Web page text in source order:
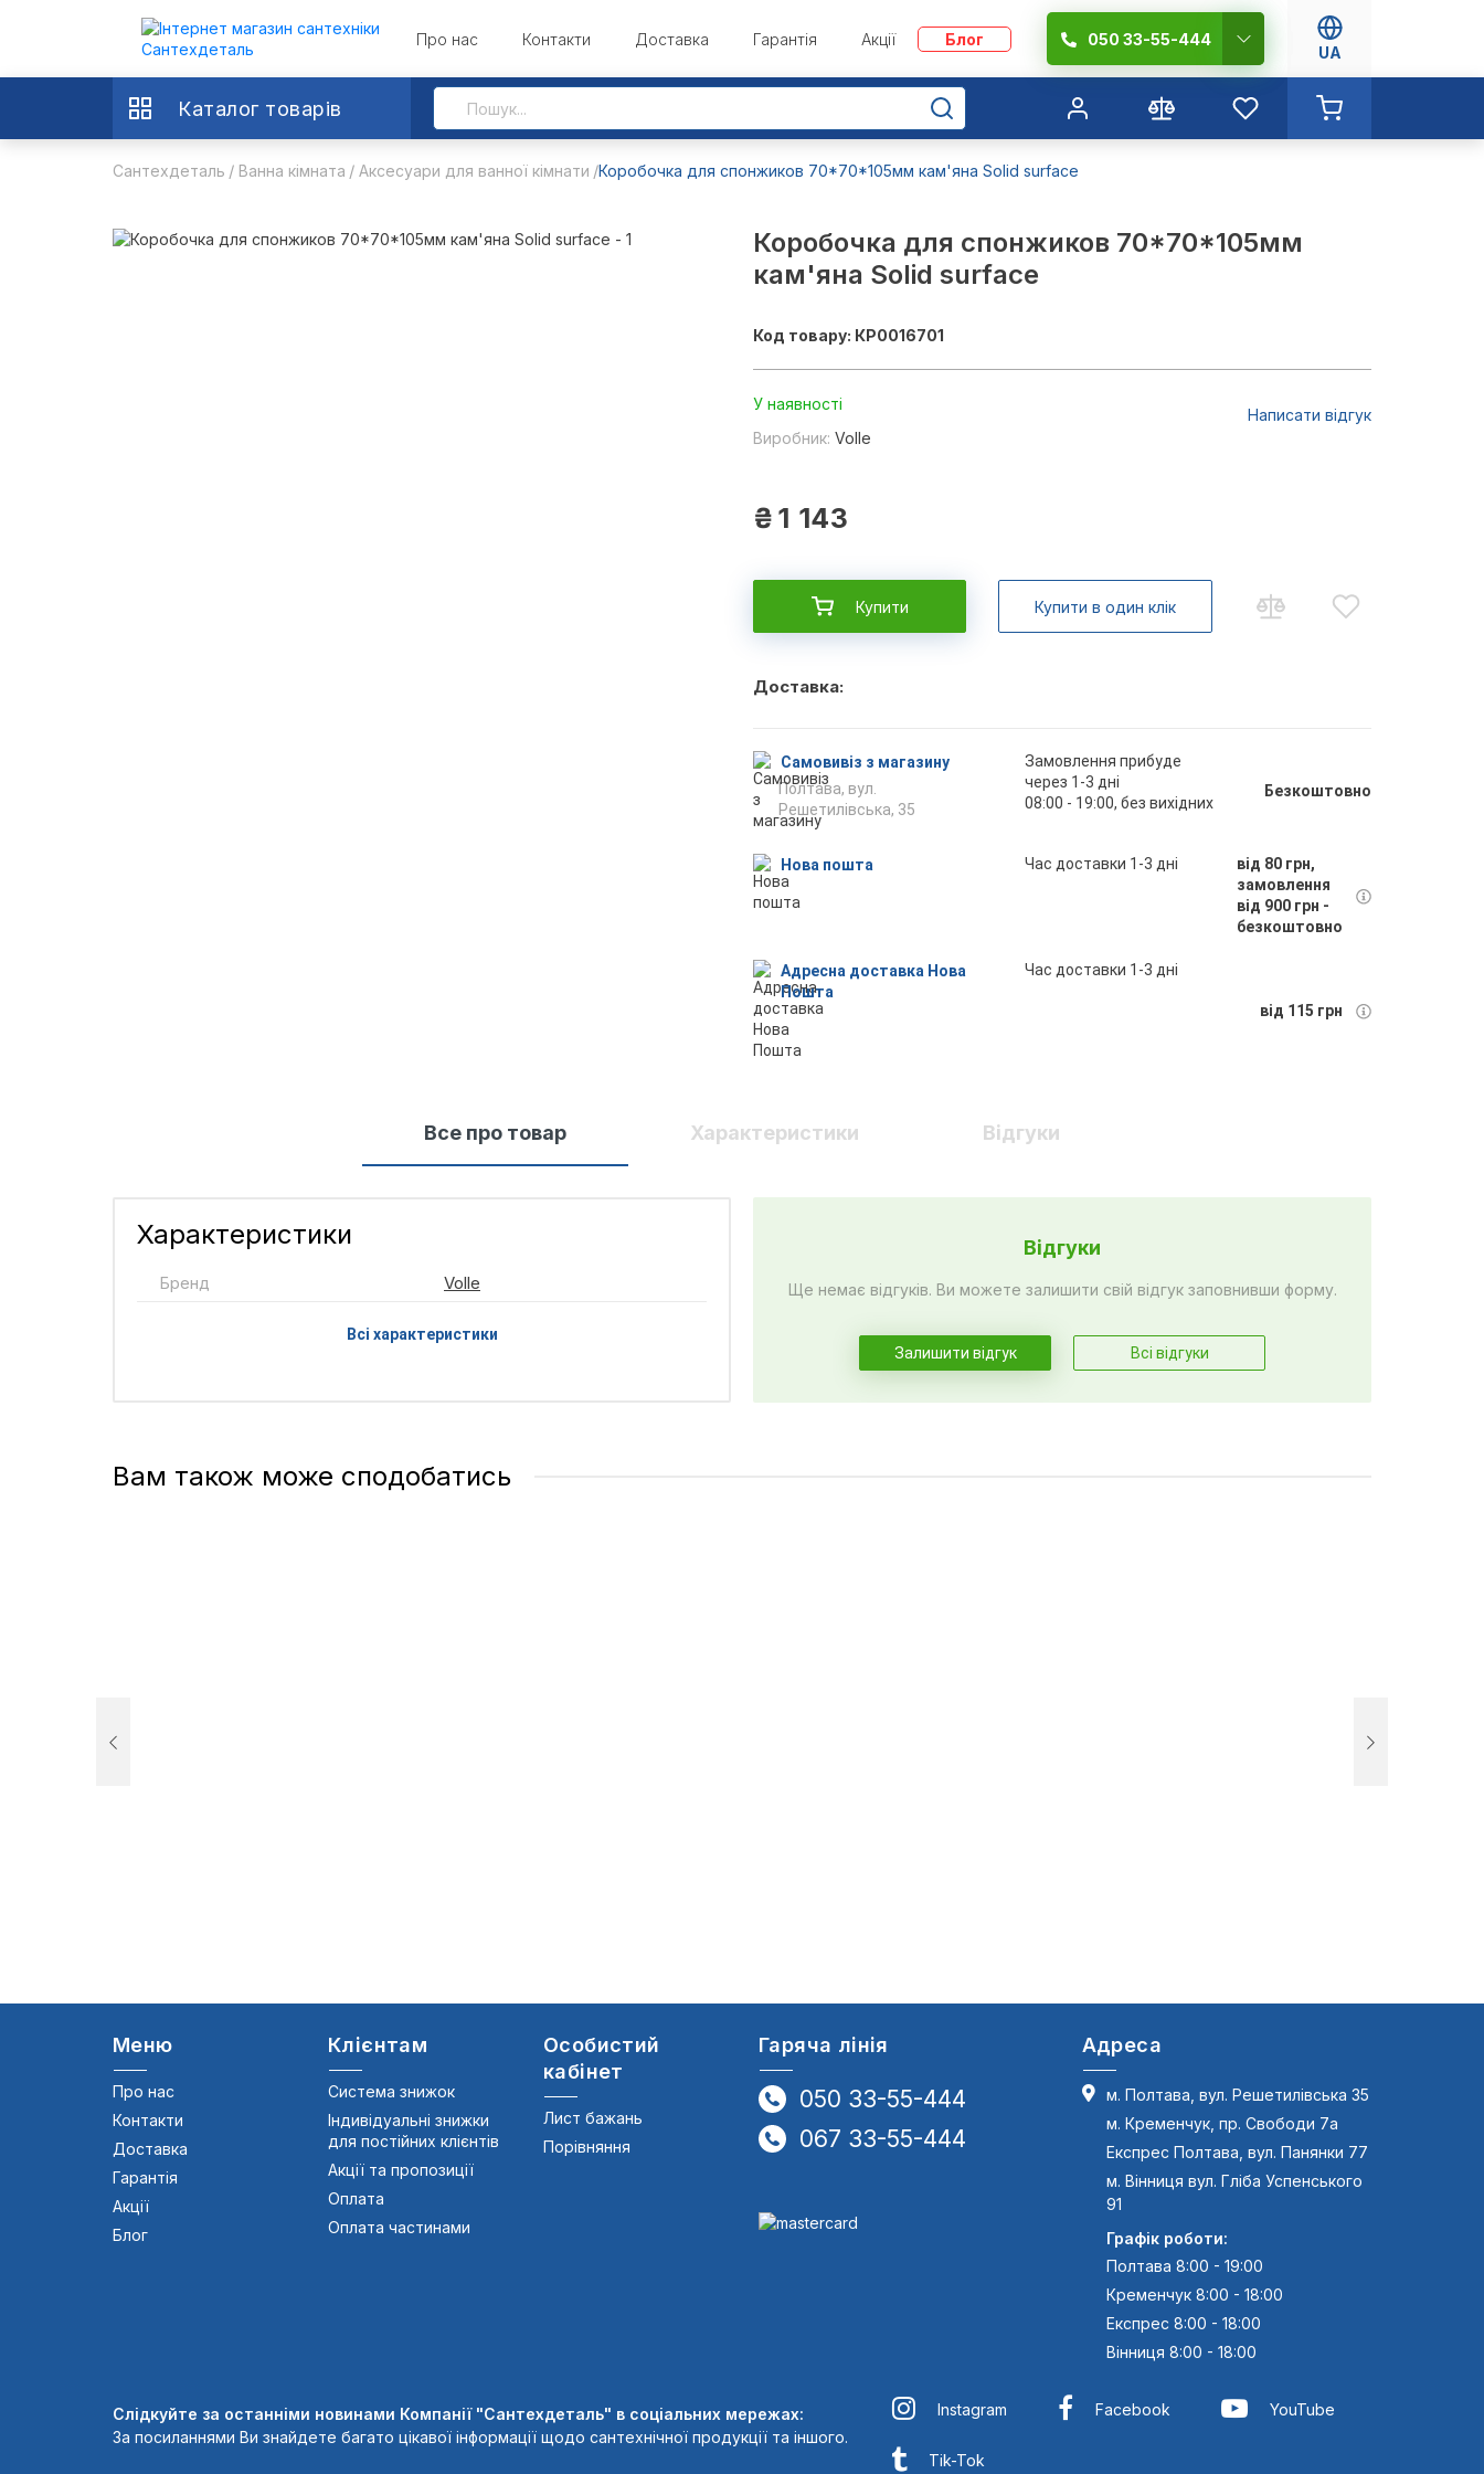
Про нас Контакти Доставка Гарантія Акції Блог 050 33-55-444
UA
Каталог товарів
Сантехдеталь Ванна кімната Аксесуари для ванної кімнати Коробочка для спонжиков 70*70*105мм кам'яна Solid surface
Коробочка для спонжиков 70*70*105мм
кам'яна Solid surface
Код товару: КР0016701
У наявності
Виробник: Volle
Написати відгук
₴ 1 143
Купити Купити в один клік
Доставка:
Самовивіз з магазину
Полтава, вул.
Решетилівська, 35
Замовлення прибуде
через 1-3 дні
08:00 - 19:00, без вихідних
Безкоштовно
Нова пошта Час доставки 1-3 дні
від 80 грн,
замовлення
від 900 грн -
безкоштовно
Адресна доставка Нова
Пошта
Час доставки 1-3 дні
від 115 грн
Все про товар Характеристики Відгуки
Характеристики
Бренд Volle
Всі характеристики
Відгуки
Ще немає відгуків. Ви можете залишити свій відгук заповнивши форму.
Залишити відгук Всі відгуки
Вам також може сподобатись
Меню
Про нас
Контакти
Доставка
Гарантія
Акції
Блог
Клієнтам
Система знижок
Індивідуальні знижки
для постійних клієнтів
Акції та пропозиції
Оплата
Оплата частинами
Особистий
кабінет
Лист бажань
Порівняння
Гаряча лінія
050 33-55-444
067 33-55-444
Адреса
м. Полтава, вул. Решетилівська 35
м. Кременчук, пр. Свободи 7а
Експрес Полтава, вул. Панянки 77
м. Вінниця вул. Гліба Успенського
91
Графік роботи:
Полтава 8:00 - 19:00
Кременчук 8:00 - 18:00
Експрес 8:00 - 18:00
Вінниця 8:00 - 18:00
Слідкуйте за останніми новинами Компанії "Сантехдеталь" в соціальних мережах:
За посиланнями Ви знайдете багато цікавої інформації щодо сантехнічної продукції та іншого.
Instagram Facebook YouTube
Tik-Tok